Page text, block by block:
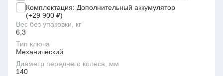
Комплектация: Дополнительный аккумулятор
(+29 900 ₽)
Вес без упаковки, кг
6,3
Тип ключа
Механический
Диаметр переднего колеса, мм
140